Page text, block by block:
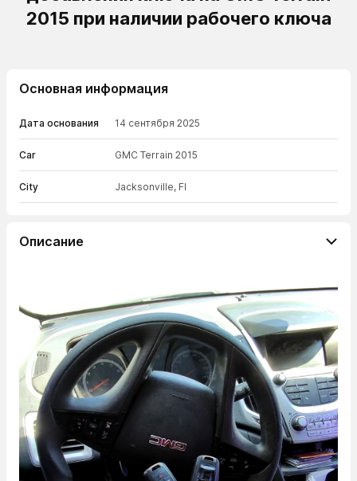
2015 при наличии рабочего ключа
Основная информация
Дата основания 14 сентября 2025
Car GMC Terrain 2015
City Jacksonville, Fl
Описание